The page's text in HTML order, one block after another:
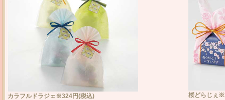
カラフルドラジェ※324円(税込) 桜どらじぇ